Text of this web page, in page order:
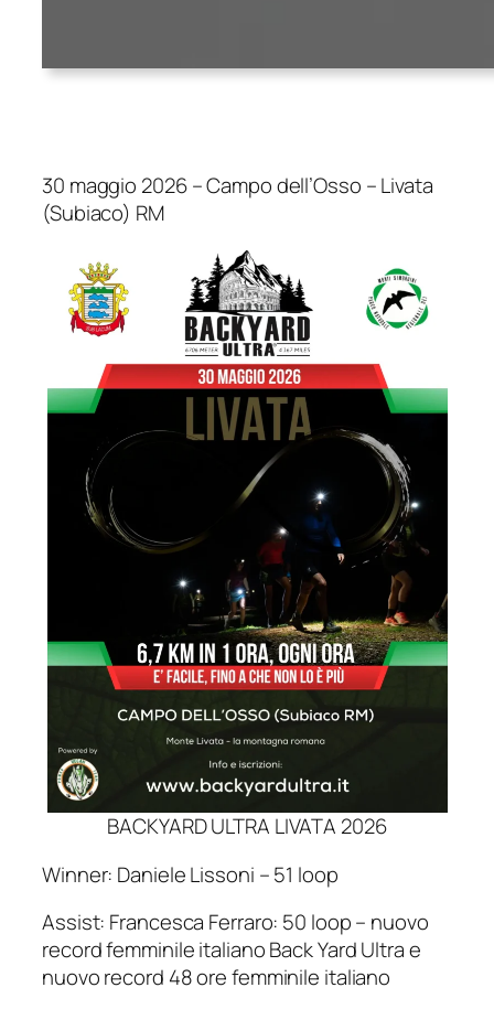
30 maggio 2026 – Campo dell’Osso – Livata
(Subiaco) RM
BACKYARD ULTRA LIVATA 2026
Winner: Daniele Lissoni – 51 loop
Assist: Francesca Ferraro: 50 loop – nuovo
record femminile italiano Back Yard Ultra e
nuovo record 48 ore femminile italiano